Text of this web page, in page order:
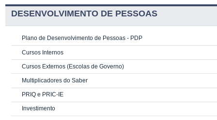
DESENVOLVIMENTO DE PESSOAS
Plano de Desenvolvimento de Pessoas - PDP
Cursos Internos
Cursos Externos (Escolas de Governo)
Multiplicadores do Saber
PRIQ e PRIC-IE
Investimento